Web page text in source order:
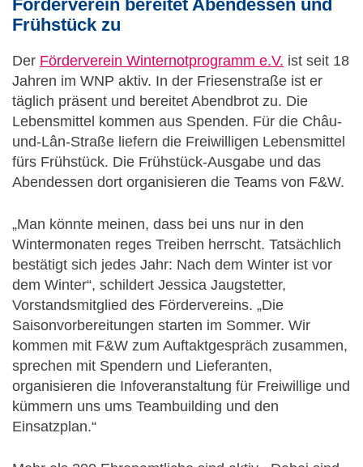
Förderverein bereitet Abendessen und
Frühstück zu
Der Förderverein Winternotprogramm e.V. ist seit 18
Jahren im WNP aktiv. In der Friesenstraße ist er
täglich präsent und bereitet Abendbrot zu. Die
Lebensmittel kommen aus Spenden. Für die Châu-
und-Lân-Straße liefern die Freiwilligen Lebensmittel
fürs Frühstück. Die Frühstück-Ausgabe und das
Abendessen dort organisieren die Teams von F&W.
„Man könnte meinen, dass bei uns nur in den
Wintermonaten reges Treiben herrscht. Tatsächlich
bestätigt sich jedes Jahr: Nach dem Winter ist vor
dem Winter“, schildert Jessica Jaugstetter,
Vorstandsmitglied des Fördervereins. „Die
Saisonvorbereitungen starten im Sommer. Wir
kommen mit F&W zum Auftaktgespräch zusammen,
sprechen mit Spendern und Lieferanten,
organisieren die Infoveranstaltung für Freiwillige und
kümmern uns ums Teambuilding und den
Einsatzplan.“